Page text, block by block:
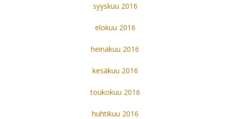
syyskuu 2016
elokuu 2016
heinäkuu 2016
kesäkuu 2016
toukokuu 2016
huhtikuu 2016